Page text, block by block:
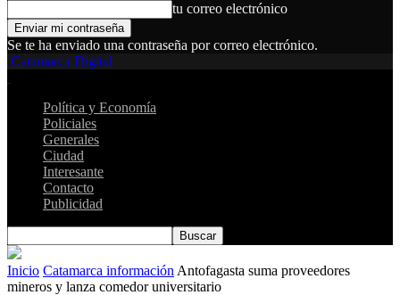
tu correo electrónico
Se te ha enviado una contraseña por correo electrónico.
Catamarca Digital
Política y Economía
Policiales
Generales
Ciudad
Interesante
Contacto
Publicidad
Inicio Catamarca información Antofagasta suma proveedores
mineros y lanza comedor universitario